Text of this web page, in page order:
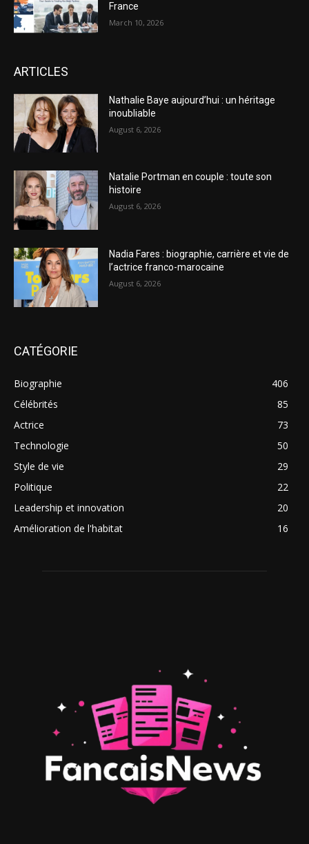
France
March 10, 2026
ARTICLES
Nathalie Baye aujourd’hui : un héritage
inoubliable
August 6, 2026
Natalie Portman en couple : toute son
histoire
August 6, 2026
Nadia Fares : biographie, carrière et vie de
l’actrice franco-marocaine
August 6, 2026
CATÉGORIE
Biographie
406
Célébrités
85
Actrice
73
Technologie
50
Style de vie
29
Politique
22
Leadership et innovation
20
Amélioration de l'habitat
16